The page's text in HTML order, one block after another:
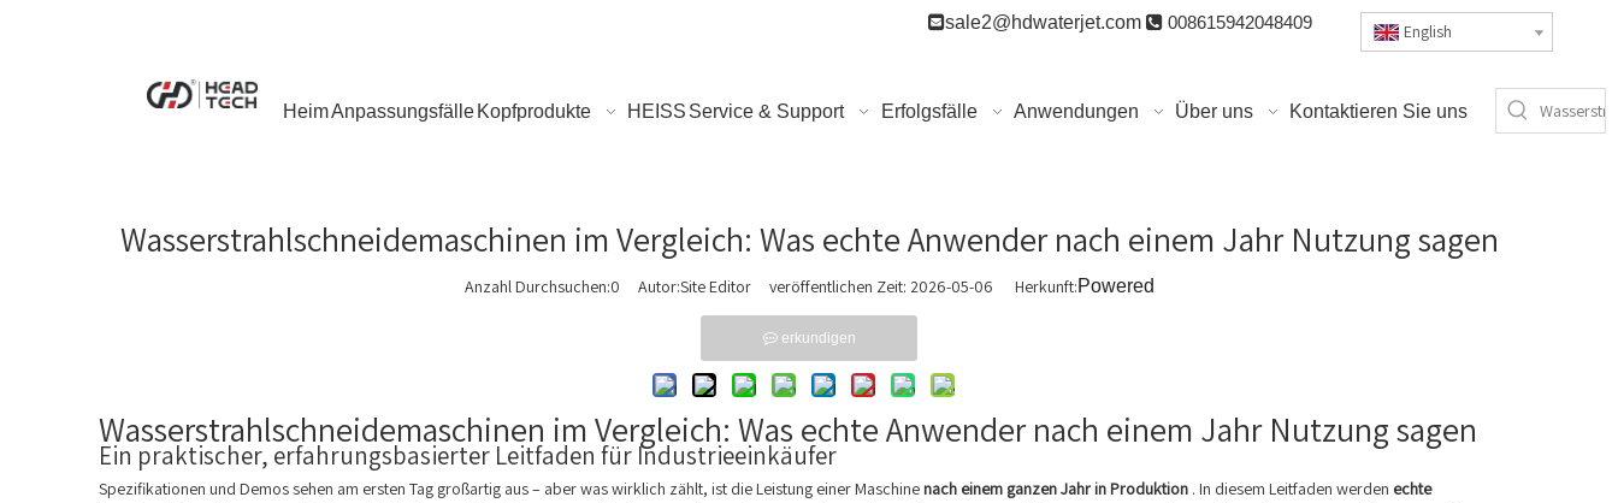
sale2@hdwaterjet.com  008615942048409 English
HeimAnpassungsfälle Kopfprodukte HEISS Service & Support Erfolgsfälle Anwendungen Über uns Kontaktieren Sie uns
Wasserstrahlschneidemaschinen im Vergleich: Was echte Anwender nach einem Jahr Nutzung sagen
Anzahl Durchsuchen:0 Autor:Site Editor veröffentlichen Zeit: 2026-05-06 Herkunft:Powered
erkundigen
Wasserstrahlschneidemaschinen im Vergleich: Was echte Anwender nach einem Jahr Nutzung sagen
Ein praktischer, erfahrungsbasierter Leitfaden für Industrieeinkäufer
Spezifikationen und Demos sehen am ersten Tag großartig aus – aber was wirklich zählt, ist die Leistung einer Maschine nach einem ganzen Jahr in Produktion . In diesem Leitfaden werden echte